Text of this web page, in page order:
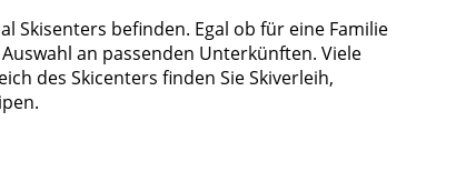
Skisenters befinden. Egal ob für eine Familie
an passenden Unterkünften. Viele
des Skicenters finden Sie Skiverleih,